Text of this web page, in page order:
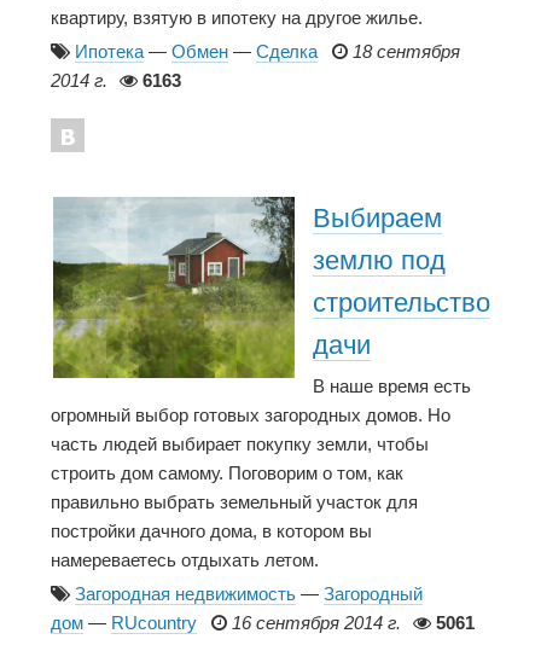
квартиру, взятую в ипотеку на другое жилье.
Ипотека — Обмен — Сделка
18 сентября
2014 г.
6163
Выбираем
землю под
строительство
дачи
В наше время есть
огромный выбор готовых загородных домов. Но
часть людей выбирает покупку земли, чтобы
строить дом самому. Поговорим о том, как
правильно выбрать земельный участок для
постройки дачного дома, в котором вы
намереваетесь отдыхать летом.
Загородная недвижимость — Загородный
дом — RUcountry 16 сентября 2014 г. 5061